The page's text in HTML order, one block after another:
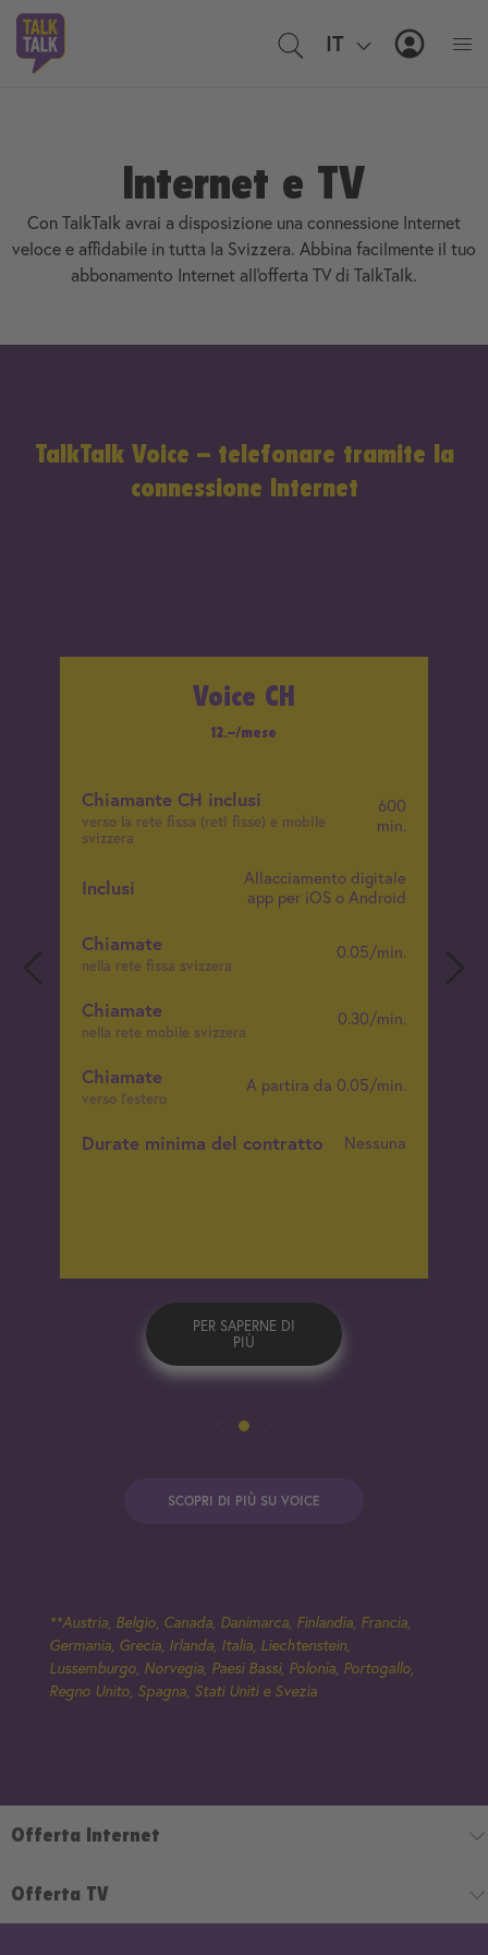
IT
EN
Internet e TV
Con TalkTalk avrai a disposizione una connessione Internet
veloce e affidabile in tutta la Svizzera. Abbina facilmente il tuo
abbonamento Internet all'offerta TV di TalkTalk.
TalkTalk Voice – telefonare tramite la
connessione Internet
Voice CH
12.–/mese
Chiamante CH inclusi
verso la rete fissa (reti fisse) e mobile
svizzera
600
min.
Inclusi
Allacciamento digitale
app per iOS o Android
Chiamate
nella rete fissa svizzera
0.05/min.
Chiamate
nella rete mobile svizzera
0.30/min.
Chiamate
verso l’estero
A partira da 0.05/min.
Durate minima del contratto Nessuna
PER SAPERNE DI
PIÙ
SCOPRI DI PIÙ SU VOICE
**Austria, Belgio, Canada, Danimarca, Finlandia, Francia,
Germania, Grecia, Irlanda, Italia, Liechtenstein,
Lussemburgo, Norvegia, Paesi Bassi, Polonia, Portogallo,
Regno Unito, Spagna, Stati Uniti e Svezia
Offerta Internet
Offerta Internet
Offerta TV